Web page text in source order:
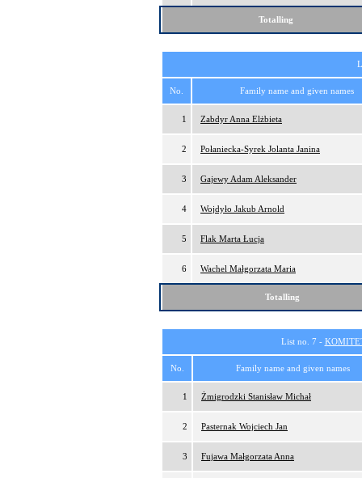
Totalling
No. Family name and given names
1 Zabdyr Anna Elżbieta
2 Połaniecka-Syrek Jolanta Janina
3 Gajewy Adam Aleksander
4 Wojdyło Jakub Arnold
5 Flak Marta Łucja
6 Wachel Małgorzata Maria
Totalling
List no. 7 -
No. Family name and given names
1 Żmigrodzki Stanisław Michał
2 Pasternak Wojciech Jan
3 Fujawa Małgorzata Anna